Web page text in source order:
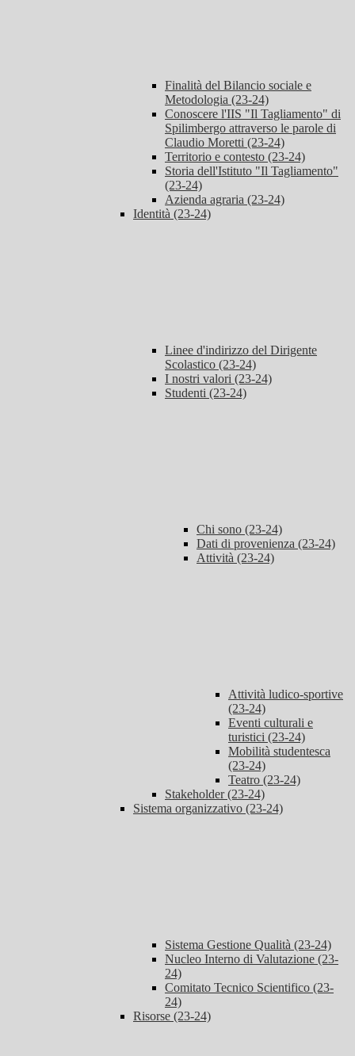
Finalità del Bilancio sociale e
Metodologia (23-24)
Conoscere l'IIS "Il Tagliamento" di
Spilimbergo attraverso le parole di
Claudio Moretti (23-24)
Territorio e contesto (23-24)
Storia dell'Istituto "Il Tagliamento"
(23-24)
Azienda agraria (23-24)
Identità (23-24)
Linee d'indirizzo del Dirigente
Scolastico (23-24)
I nostri valori (23-24)
Studenti (23-24)
Chi sono (23-24)
Dati di provenienza (23-24)
Attività (23-24)
Attività ludico-sportive
(23-24)
Eventi culturali e
turistici (23-24)
Mobilità studentesca
(23-24)
Teatro (23-24)
Stakeholder (23-24)
Sistema organizzativo (23-24)
Sistema Gestione Qualità (23-24)
Nucleo Interno di Valutazione (23-
24)
Comitato Tecnico Scientifico (23-
24)
Risorse (23-24)